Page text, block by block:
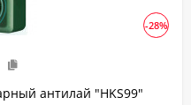
-28%
антилай "HKS99"